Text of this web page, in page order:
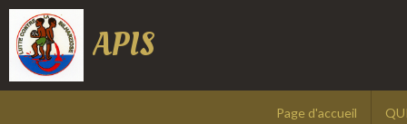
APIS
Page d'accueil